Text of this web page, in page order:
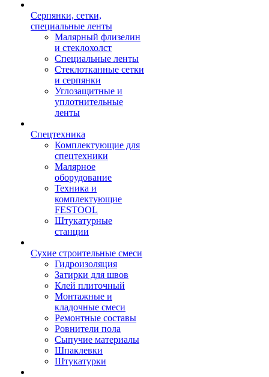
Серпянки, сетки,
специальные ленты
Малярный флизелин
и стеклохолст
Специальные ленты
Стеклотканные сетки
и серпянки
Углозащитные и
уплотнительные
ленты
Спецтехника
Комплектующие для
спецтехники
Малярное
оборудование
Техника и
комплектующие
FESTOOL
Штукатурные
станции
Сухие строительные смеси
Гидроизоляция
Затирки для швов
Клей плиточный
Монтажные и
кладочные смеси
Ремонтные составы
Ровнители пола
Сыпучие материалы
Шпаклевки
Штукатурки